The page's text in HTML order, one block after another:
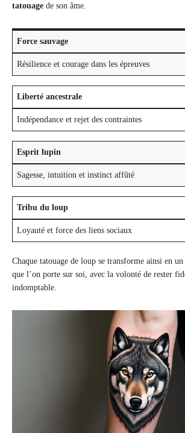
tatouage de son âme.
Force sauvage
Résilience et courage dans les épreuves
Liberté ancestrale
Indépendance et rejet des contraintes
Esprit lupin
Sagesse, intuition et instinct affûté
Tribu du loup
Loyauté et force des liens sociaux
Chaque tatouage de loup se transforme ainsi en
que l’on porte sur soi, avec la volonté de rester
indomptable.